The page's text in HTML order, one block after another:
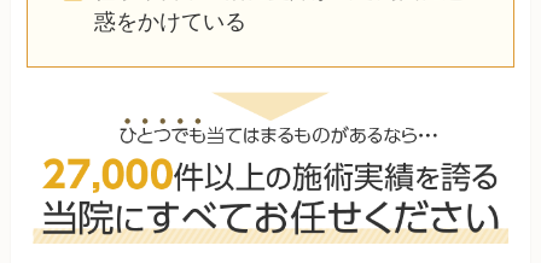
惑をかけている